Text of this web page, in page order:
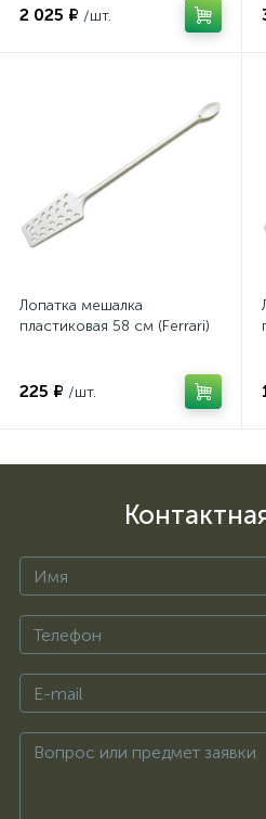
2 025 ₽ /шт.
Лопатка мешалка
пластиковая 58 см (Ferrari)
225 ₽ /шт.